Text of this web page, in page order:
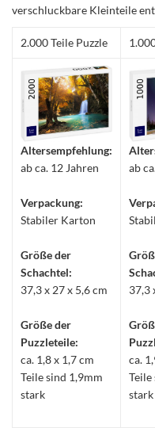
verschluckbare Kleinteile
2.000 Teile Puzzle
Altersempfehlung:
ab ca. 12 Jahren
Verpackung:
Stabiler Karton
Größe der
Schachtel:
37,3 x 27 x 5,6 cm
Größe der
Puzzleteile:
ca. 1,8 x 1,7 cm
Teile sind 1,9mm
stark
ab
37,3
ca.
Teile
stark